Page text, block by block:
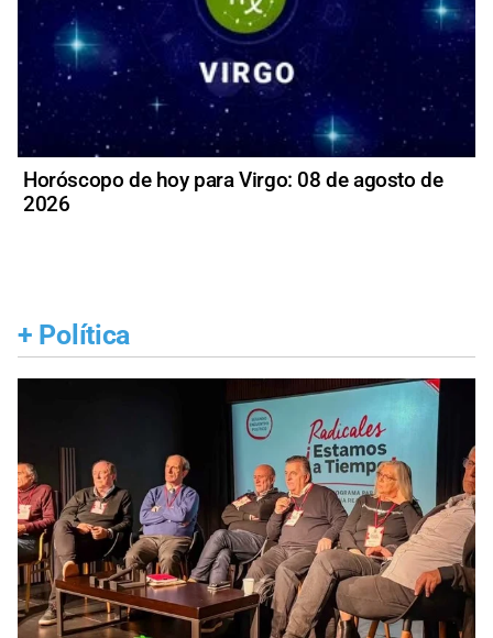
Horóscopo de hoy para Virgo: 08 de agosto de
2026
+ Política